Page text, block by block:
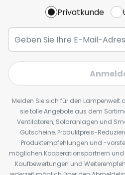
Privatkunde
Melden Sie sich für den
sie tolle Angebote aus dem
Ventilatoren, Solaranlagen und
Gutscheine, Produktpreis-
Produktempfehlungen und -
möglichen Kooperationspartnern
Kaufbewertungen und